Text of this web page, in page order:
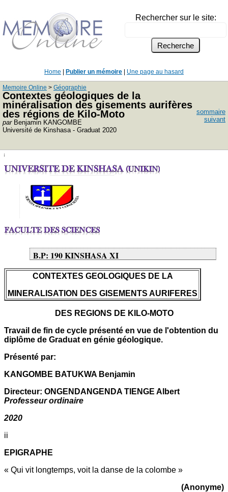
Rechercher sur le site:
Home Publier un mémoire Une page au hasard
Memoire Online > Géographie
Contextes géologiques de la
minéralisation des gisements aurifères
des régions de Kilo-Moto
parBenjamin KANGOMBE
Université de Kinshasa - Graduat 2020
sommaire
suivant
B.P: 190 KINSHASA XI
CONTEXTES GEOLOGIQUES DE LA
MINERALISATION DES GISEMENTS AURIFERES
DES REGIONS DE KILO-MOTO
Travail de fin de cycle présenté en vue de l'obtention du
diplôme de Graduat en génie géologique.
Présenté par:
KANGOMBE BATUKWA Benjamin
Directeur: ONGENDANGENDA TIENGE Albert
Professeur ordinaire
2020
ii
EPIGRAPHE
« Qui vit longtemps, voit la danse de la colombe »
(Anonyme)